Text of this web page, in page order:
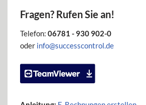
Fragen? Rufen Sie an!
Telefon: 06781 - 930 902-0
oder info@successcontrol.de